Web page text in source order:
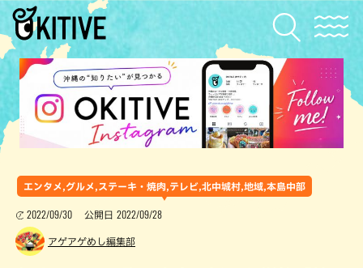
エンタメ,グルメ,ステーキ・焼肉,テレビ,北中城村,地域,本島中部
2022/09/30 公開日 2022/09/28
アゲアゲめし編集部